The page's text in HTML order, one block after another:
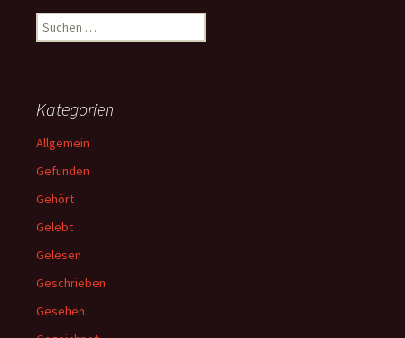
Suchen
nach:
Kategorien
Allgemein
Gefunden
Gehört
Gelebt
Gelesen
Geschrieben
Gesehen